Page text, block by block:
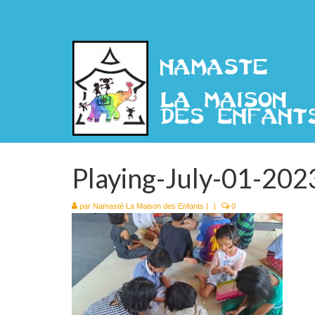
Playing-July-01-
par Namasté La Maison des Enfants | | 0